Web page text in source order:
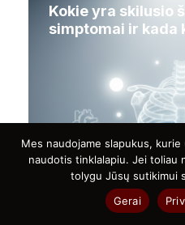
Kokie yra skilusio
simptomai ir kada
Mes naudojame slapukus,
naudotis tinklalapiu. Jei toliau
tolygu Jūsų sutikimui
Gerai